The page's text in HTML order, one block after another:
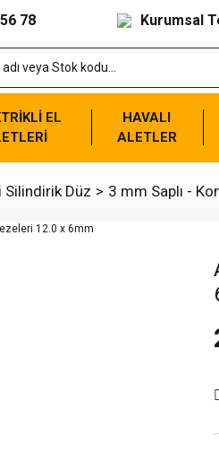
78 Kurumsal
EL
HAVALI
ALETLER
Silindirik Düz 3 mm Saplı -